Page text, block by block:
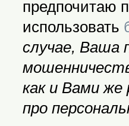
предпочитаю
использовать
случае, Ваша
как и Вами же
про